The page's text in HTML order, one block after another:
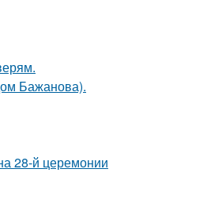
Бажанова).
28-й церемонии